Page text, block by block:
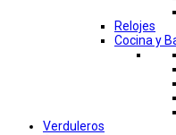
Relojes
Cocina y
Verduleros